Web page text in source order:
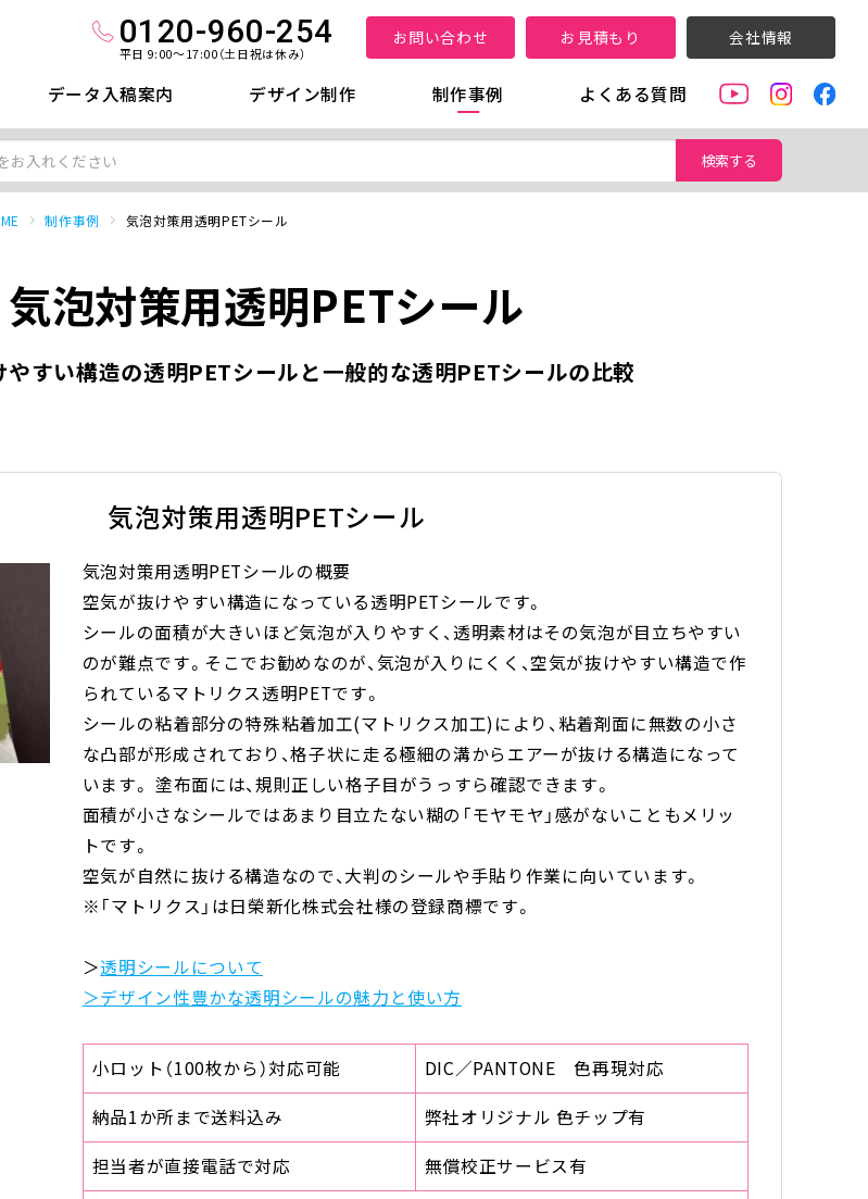
0120-960-254
平日 9:00～17:00（土日祝は休み）
お問い合わせ お見積もり 会社情報
データ入稿案内 デザイン制作 制作事例 よくある質問
検索する
制作事例 気泡対策用透明PETシール
気泡対策用透明PETシール
やすい構造の透明PETシールと一般的な透明PETシールの比較
気泡対策用透明PETシール
気泡対策用透明PETシールの概要
空気が抜けやすい構造になっている透明PETシールです。
シールの面積が大きいほど気泡が入りやすく、透明素材はその気泡が目立ちやすい
のが難点です。そこでお勧めなのが、気泡が入りにくく、空気が抜けやすい構造で作
られているマトリクス透明PETです。
シールの粘着部分の特殊粘着加工(マトリクス加工)により、粘着剤面に無数の小さ
な凸部が形成されており、格子状に走る極細の溝からエアーが抜ける構造になって
います。 塗布面には、規則正しい格子目がうっすら確認できます。
面積が小さなシールではあまり目立たない糊の「モヤモヤ」感がないこともメリッ
トです。
空気が自然に抜ける構造なので、大判のシールや手貼り作業に向いています。
※「マトリクス」は日榮新化株式会社様の登録商標です。
＞透明シールについて
＞デザイン性豊かな透明シールの魅力と使い方
小ロット（100枚から）対応可能
DIC／PANTONE 色再現対応
納品1か所まで送料込み
弊社オリジナル 色チップ有
担当者が直接電話で対応
無償校正サービス有